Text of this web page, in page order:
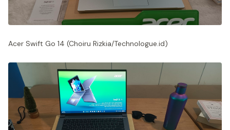
Acer Swift Go 14 (Choiru Rizkia/Technologue.id)